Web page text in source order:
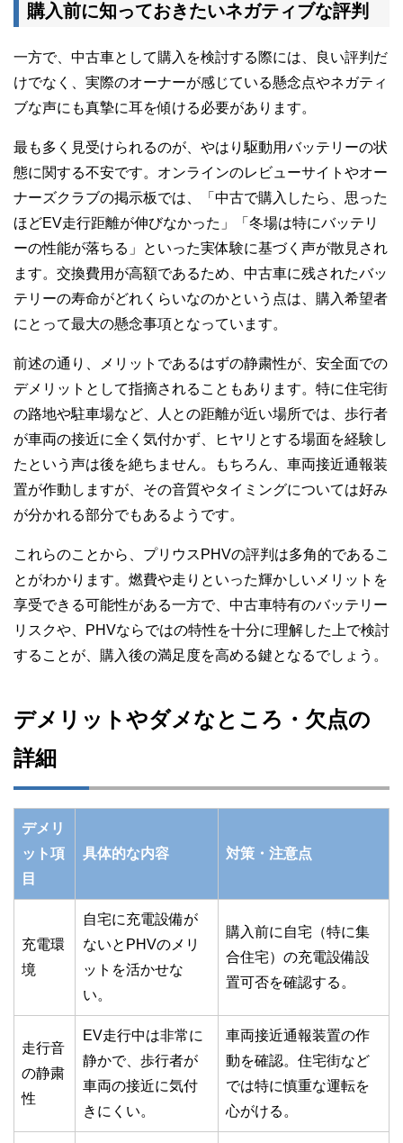
購入前に知っておきたいネガティブな評判
一方で、中古車として購入を検討する際には、良い評判だ
けでなく、実際のオーナーが感じている懸念点やネガティ
ブな声にも真摯に耳を傾ける必要があります。
最も多く見受けられるのが、やはり駆動用バッテリーの状
態に関する不安です。オンラインのレビューサイトやオー
ナーズクラブの掲示板では、「中古で購入したら、思った
ほどEV走行距離が伸びなかった」「冬場は特にバッテリ
ーの性能が落ちる」といった実体験に基づく声が散見され
ます。交換費用が高額であるため、中古車に残されたバッ
テリーの寿命がどれくらいなのかという点は、購入希望者
にとって最大の懸念事項となっています。
前述の通り、メリットであるはずの静粛性が、安全面での
デメリットとして指摘されることもあります。特に住宅街
の路地や駐車場など、人との距離が近い場所では、歩行者
が車両の接近に全く気付かず、ヒヤリとする場面を経験し
たという声は後を絶ちません。もちろん、車両接近通報装
置が作動しますが、その音質やタイミングについては好み
が分かれる部分でもあるようです。
これらのことから、プリウスPHVの評判は多角的であるこ
とがわかります。燃費や走りといった輝かしいメリットを
享受できる可能性がある一方で、中古車特有のバッテリー
リスクや、PHVならではの特性を十分に理解した上で検討
することが、購入後の満足度を高める鍵となるでしょう。
デメリットやダメなところ・欠点の
詳細
デメリ
ット項
目
具体的な内容 対策・注意点
充電環
境
自宅に充電設備が
ないとPHVのメリ
ットを活かせな
い。
購入前に自宅（特に集
合住宅）の充電設備設
置可否を確認する。
走行音
の静粛
性
EV走行中は非常に
静かで、歩行者が
車両の接近に気付
きにくい。
車両接近通報装置の作
動を確認。住宅街など
では特に慎重な運転を
心がける。